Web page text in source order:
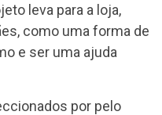
leva para a loja,
como uma forma de
e ser uma ajuda
por pelo